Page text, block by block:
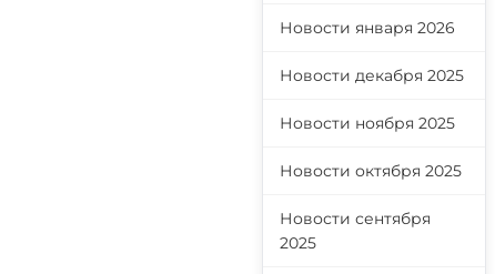
Новости января 2026
Новости декабря 2025
Новости ноября 2025
Новости октября 2025
Новости сентября
2025